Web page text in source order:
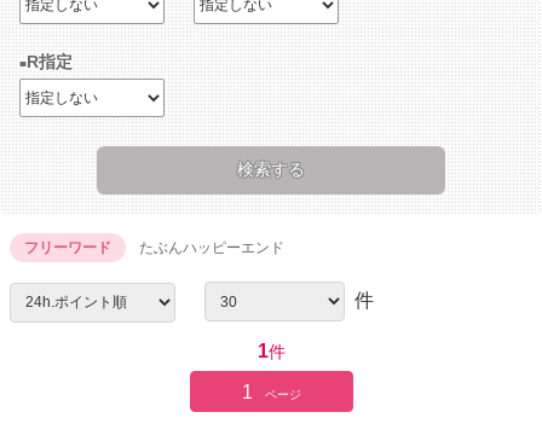
R指定
フリーワード たぶんハッピーエンド
件
1件
1 ページ